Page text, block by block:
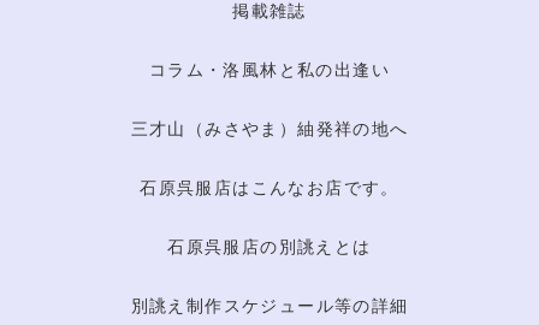
掲載雑誌
コラム・洛風林と私の出逢い
三才山（みさやま）紬発祥の地へ
石原呉服店はこんなお店です。
石原呉服店の別誂えとは
別誂え制作スケジュール等の詳細